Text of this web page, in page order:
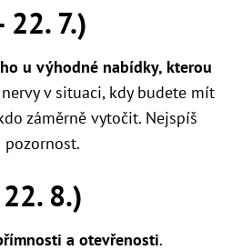
22. 7.)
u výhodné nabídky, kterou
v situaci, kdy budete mít
záměrně vytočit. Nejspíš
8.)
a otevřenosti.